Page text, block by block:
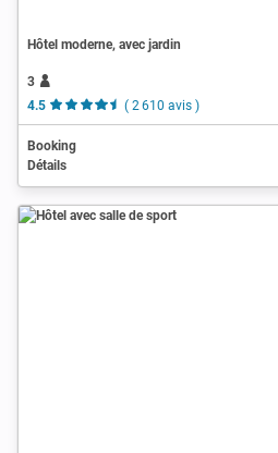
Hôtel moderne, avec jardin
3
4.5
( 2 610 avis )
Booking
Détails